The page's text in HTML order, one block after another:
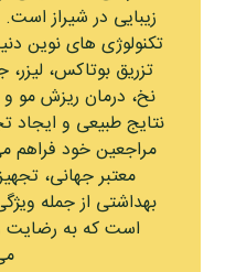
زیبایی در شیراز است.
تکنولوژی‌ های نوین
تزریق بوتاکس،
نخ، درمان ریزش مو و
نتایج طبیعی و ایجاد
مراجعین خود فراهم
معتبر جهانی،
بهداشتی از جمله
است که به رضایت